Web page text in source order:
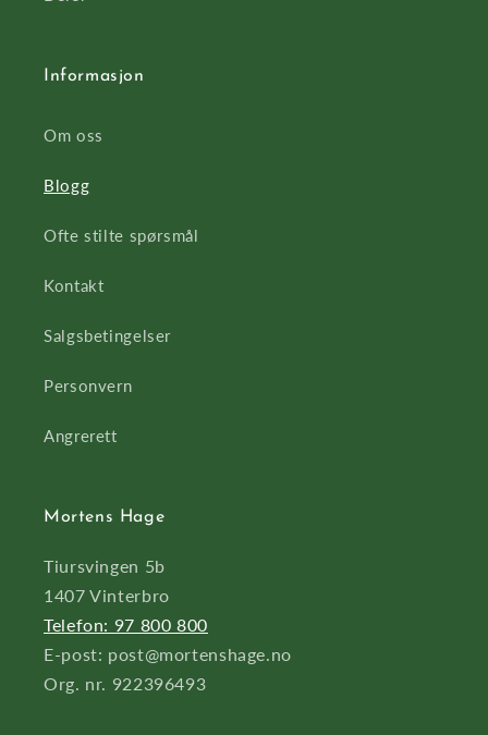
Informasjon
Om oss
Blogg
Ofte stilte spørsmål
Kontakt
Salgsbetingelser
Personvern
Angrerett
Mortens Hage
Tiursvingen 5b
1407 Vinterbro
Telefon: 97 800 800
E-post: post@mortenshage.no
Org. nr. 922396493